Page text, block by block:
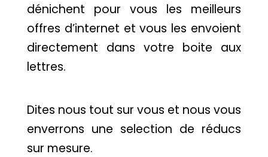
dénichent pour vous les meilleurs
offres d’internet et vous les envoient
directement dans votre boite aux
lettres.
Dites nous tout sur vous et nous vous
enverrons une selection de réducs
sur mesure.